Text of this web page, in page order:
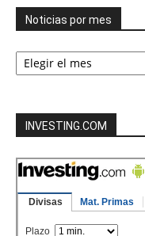
Noticias por mes
Noticias
por
INVESTING.COM